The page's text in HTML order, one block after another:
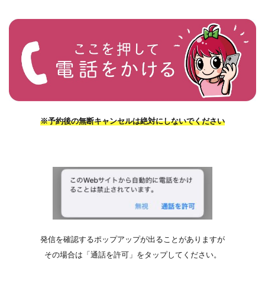
※予約後の無断キャンセルは絶対にしないでください
発信を確認するポップアップが出ることがありますが
その場合は「通話を許可」をタップしてください。